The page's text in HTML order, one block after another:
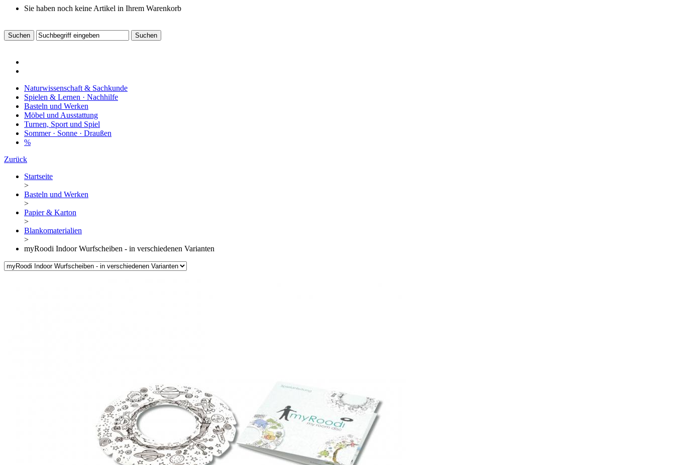
Sie haben noch keine Artikel in Ihrem Warenkorb
Naturwissenschaft & Sachkunde
Spielen & Lernen · Nachhilfe
Basteln und Werken
Möbel und Ausstattung
Turnen, Sport und Spiel
Sommer · Sonne · Draußen
%
Zurück
Startseite
>
Basteln und Werken
>
Papier & Karton
>
Blankomaterialien
>
myRoodi Indoor Wurfscheiben - in verschiedenen Varianten